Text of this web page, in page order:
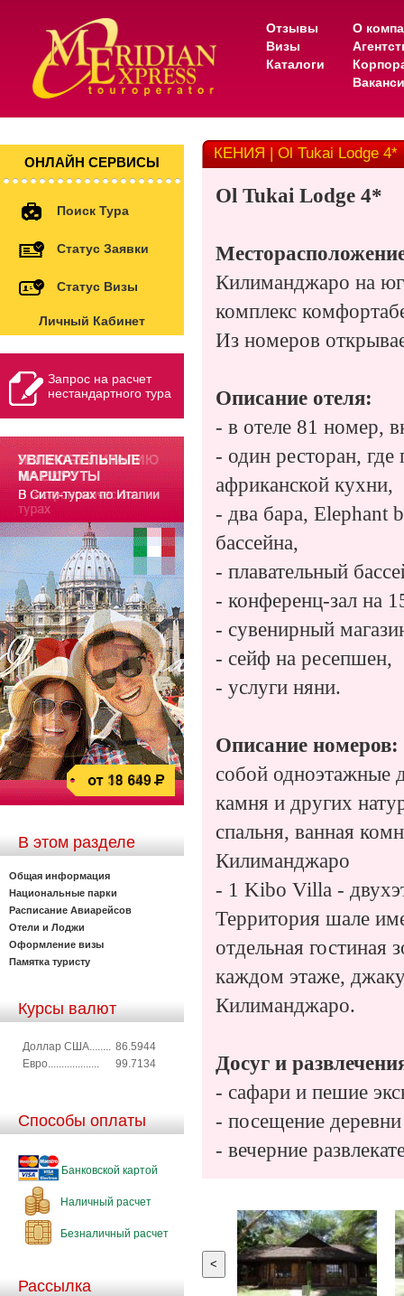
Отзывы
Визы
Каталоги
О
ОНЛАЙН СЕРВИСЫ
Поиск Тура
Статус Заявки
Статус Визы
Личный Кабинет
Запрос на расчет
нестандартного тура
В этом разделе
Общая информация
Национальные парки
Расписание Авиарейсов
Отели и Лоджи
Оформление визы
Памятка туристу
Курсы валют
Доллар США........ 86.5944
Евро...................
99.7134
Способы оплаты
Банковской картой
Наличный расчет
Безналичный расчет
Рассылка
КЕНИЯ | Ol Tukai Lodge 4*
Ol Tukai Lodge 4*
Килиманджаро на
комплекс
Из номеров
Описание отеля:
- в отеле 81 номер,
- один ресторан,
африканской кухни,
- два бара, Elephant
бассейна,
- плавательный
- конференц-зал на
- сувенирный
- сейф на ресепшен,
- услуги няни.
Описание номеров:
собой одноэтажные
камня и других
спальня, ванная
Килиманджаро
- 1 Kibo Villa -
Территория шале
отдельная гостиная
каждом этаже,
Килиманджаро.
Досуг и
- сафари и пешие
- посещение
- вечерние
<